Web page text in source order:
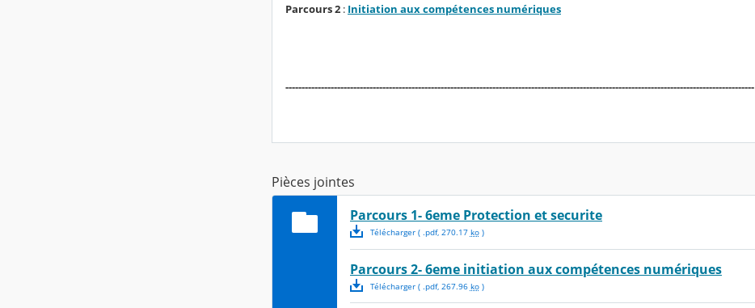
Parcours 2 : Initiation aux compétences numériques
-------------------------------------------------------------------------------------------------------------------------------------------------
Pièces jointes
Parcours 1- 6eme Protection et securite
Télécharger( .pdf, 270.17 ko)
Parcours 2- 6eme initiation aux compétences numériques
Télécharger( .pdf, 267.96 ko)